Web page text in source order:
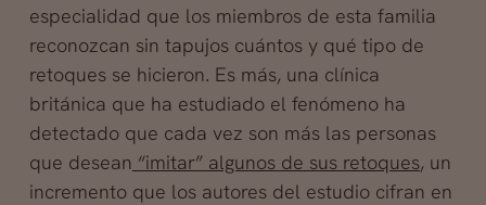
especialidad que los miembros de esta familia
reconozcan sin tapujos cuántos y qué tipo de
retoques se hicieron. Es más, una clínica
británica que ha estudiado el fenómeno ha
detectado que cada vez son más las personas
que desean “imitar” algunos de sus retoques, un
incremento que los autores del estudio cifran en